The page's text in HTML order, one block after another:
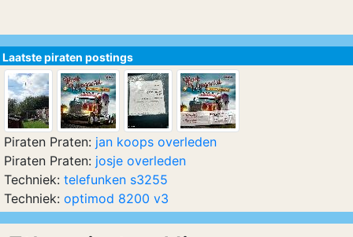
Laatste piraten postings
Piraten Praten: jan koops overleden
Piraten Praten: josje overleden
Techniek: telefunken s3255
Techniek: optimod 8200 v3